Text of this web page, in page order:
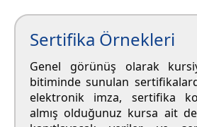
Sertifika Örnekleri
Genel görünüş olarak
bitiminde sunulan
elektronik imza, sertifika
almış olduğunuz kursa ait